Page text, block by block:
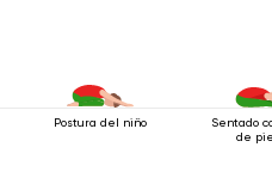
Postura del niño
Sentado
de